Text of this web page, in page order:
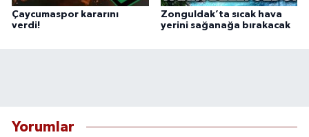
Çaycumaspor kararını
verdi!
Zonguldak’ta sıcak hava
yerini sağanağa bırakacak
Yorumlar